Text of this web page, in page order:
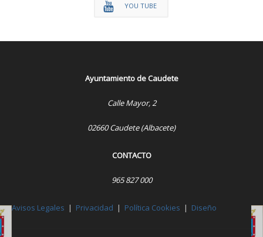
YOU TUBE
Ayuntamiento de Caudete
Calle Mayor, 2
02660 Caudete (Albacete)
CONTACTO
965 827 000
Avisos Legales | Privacidad | Política Cookies | Diseño